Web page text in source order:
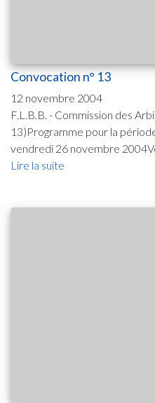
Convocation n° 13
12 novembre 2004
F.L.B.B. - Commission des
13)Programme pour la
vendredi 26 novembre
Lire la suite